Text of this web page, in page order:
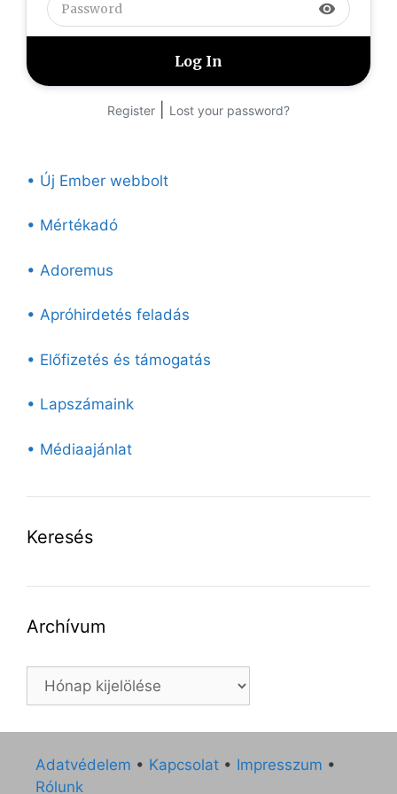
visibility
Register Lost your password?
• Új Ember webbolt
• Mértékadó
• Adoremus
• Apróhirdetés feladás
• Előfizetés és támogatás
• Lapszámaink
• Médiaajánlat
Keresés
Archívum
Archívum
Adatvédelem • Kapcsolat • Impresszum •
Rólunk